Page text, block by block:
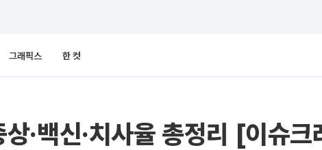
그래픽스 한 컷
·백신·치사율 총정리 [이슈크